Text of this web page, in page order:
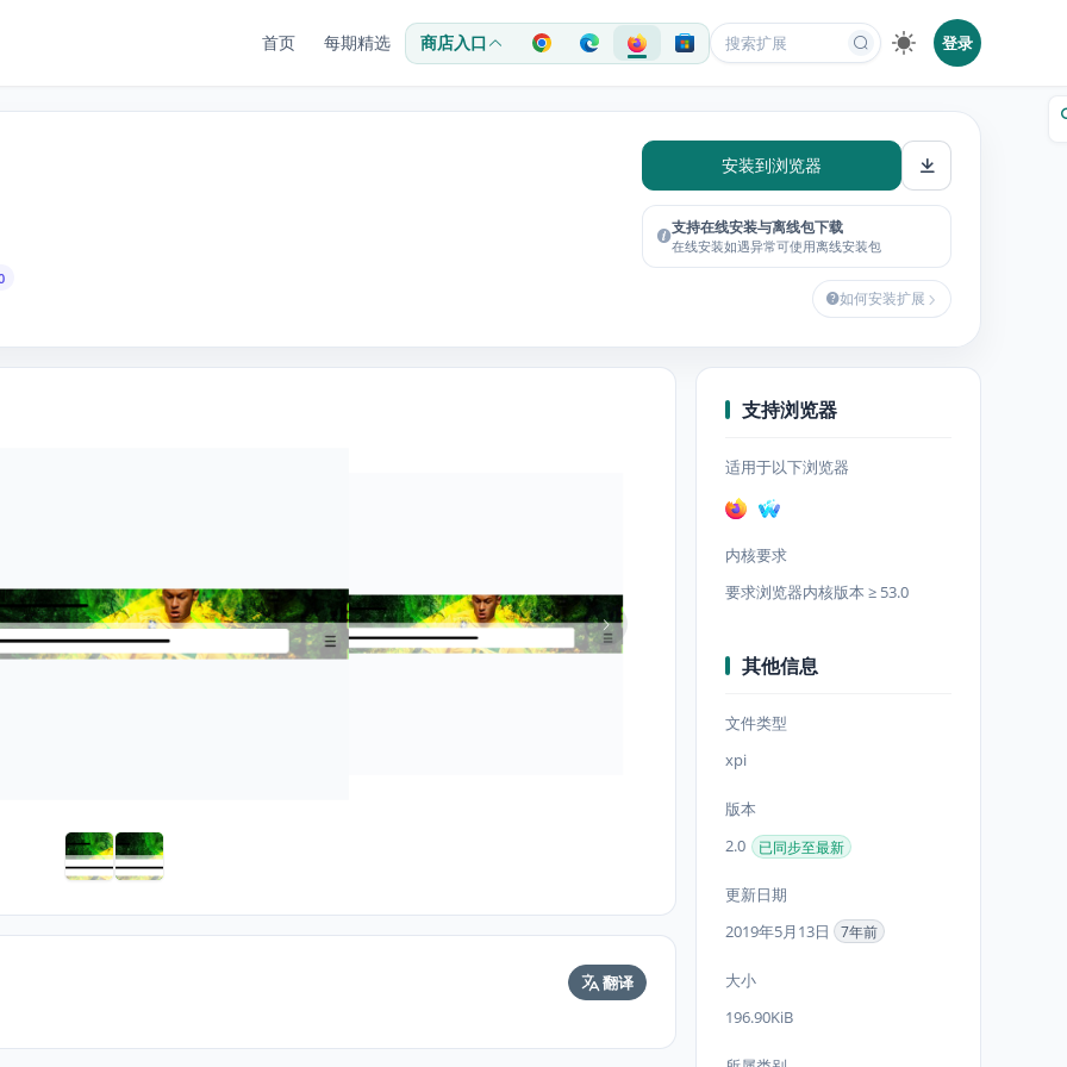
首页 每期精选 商店入口 登录
安装到浏览器
支持在线安装与离线包下载
在线安装如遇异常可使用离线安装包
如何安装扩展
翻译
支持浏览器
适用于以下浏览器
内核要求
要求浏览器内核版本 ≥ 53.0
其他信息
文件类型
xpi
版本
2.0
已同步至最新
更新日期
2019年5月13日
7年前
大小
196.90KiB